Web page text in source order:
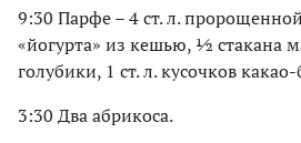
9:30 Парфе – 4 ст. л.
«йогурта» из кешью, ½ стакана
голубики, 1 ст. л. кусочков
3:30 Два абрикоса.